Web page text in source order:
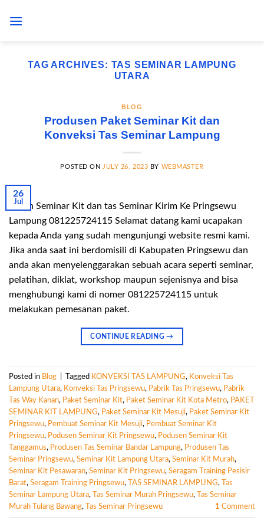
TAG ARCHIVES: TAS SEMINAR LAMPUNG
UTARA
BLOG
Produsen Paket Seminar Kit dan
Konveksi Tas Seminar Lampung
POSTED ON JULY 26, 2023 BY WEBMASTER
26
Jul
Pesan Seminar Kit dan tas Seminar Kirim Ke Pringsewu
Lampung 081225724115 Selamat datang kami ucapakan
kepada Anda yang sudah mengunjungi website resmi kami.
Jika anda saat ini berdomisili di Kabupaten Pringsewu dan
anda akan menyelenggarakan sebuah acara seperti seminar,
pelatihan, diklat, workshop maupun sejenisnya and bisa
menghubungi kami di nomer 081225724115 untuk
melakukan pemesanan paket.
CONTINUE READING→
Posted in Blog Tagged KONVEKSI TAS LAMPUNG, Konveksi Tas
Lampung Utara, Konveksi Tas Pringsewu, Pabrik Tas Pringsewu, Pabrik
Tas Way Kanan, Paket Seminar Kit, Paket Seminar Kit Kota Metro, PAKET
SEMINAR KIT LAMPUNG, Paket Seminar Kit Mesuji, Paket Seminar Kit
Pringsewu, Pembuat Seminar Kit Mesuji, Pembuat Seminar Kit
Pringsewu, Podusen Seminar Kit Pringsewu, Podusen Seminar Kit
Tanggamus, Produsen Tas Seminar Bandar Lampung, Produsen Tas
Seminar Pringsewu, Seminar Kit Lampung Utara, Seminar Kit Murah,
Seminar Kit Pesawaran, Seminar Kit Pringsewu, Seragam Training Pesisir
Barat, Seragam Training Pringsewu, TAS SEMINAR LAMPUNG,
Tas
Seminar Lampung Utara, Tas Seminar Murah Pringsewu,
Tas Seminar
Murah Tulang Bawang, Tas Seminar Pringsewu 1 Comment